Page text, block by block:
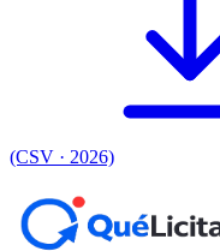
(CSV · 2026)